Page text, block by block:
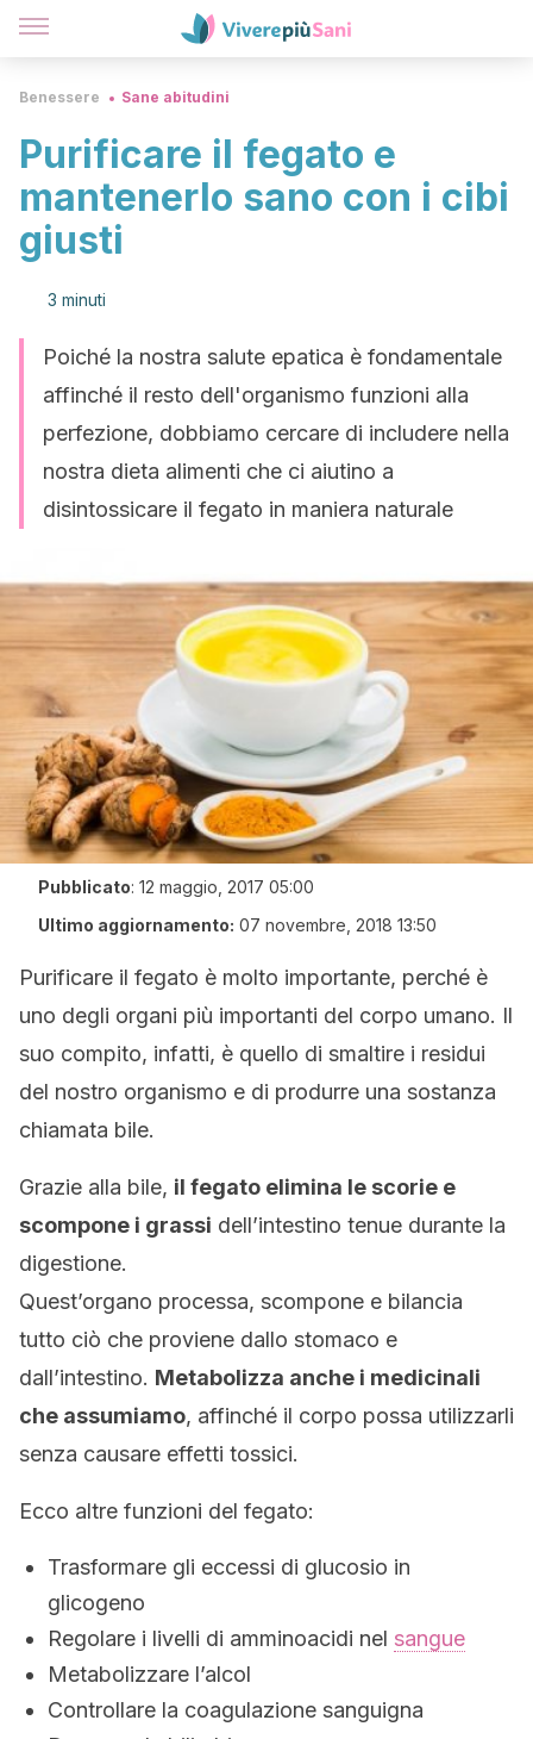
Benessere Sane abitudini
Purificare il fegato e
mantenerlo sano con i cibi
giusti
3 minuti
Poiché la nostra salute epatica è fondamentale
affinché il resto dell'organismo funzioni alla
perfezione, dobbiamo cercare di includere nella
nostra dieta alimenti che ci aiutino a
disintossicare il fegato in maniera naturale
Pubblicato: 12 maggio, 2017 05:00
Ultimo aggiornamento: 07 novembre, 2018 13:50
Purificare il fegato è molto importante, perché è
uno degli organi più importanti del corpo umano. Il
suo compito, infatti, è quello di smaltire i residui
del nostro organismo e di produrre una sostanza
chiamata bile.
Grazie alla bile, il fegato elimina le scorie e
scompone i grassi dell’intestino tenue durante la
digestione.
Quest’organo processa, scompone e bilancia
tutto ciò che proviene dallo stomaco e
dall’intestino. Metabolizza anche i medicinali
che assumiamo, affinché il corpo possa utilizzarli
senza causare effetti tossici.
Ecco altre funzioni del fegato:
Trasformare gli eccessi di glucosio in
glicogeno
Regolare i livelli di amminoacidi nel sangue
Metabolizzare l’alcol
Controllare la coagulazione sanguigna